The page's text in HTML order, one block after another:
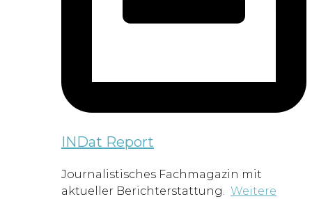
INDat Report
Journalistisches Fachmagazin mit
aktueller Berichterstattung. Weitere